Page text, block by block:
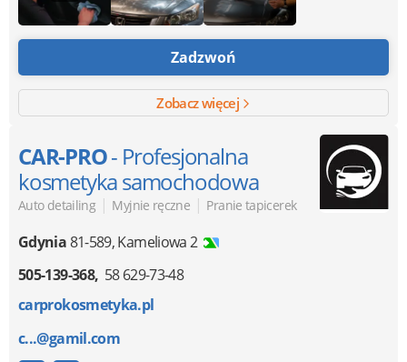
Zadzwoń
Zobacz więcej
CAR-PRO- Profesjonalna
kosmetyka samochodowa
Auto detailing | Myjnie ręczne | Pranie tapicerek
Gdynia81-589,Kameliowa 2
505-139-368 58 629-73-48
carprokosmetyka.pl
c...@gamil.com